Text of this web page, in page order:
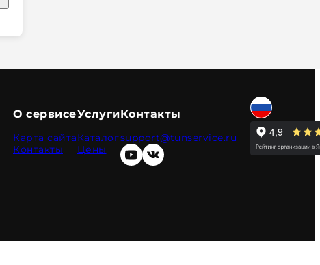
О сервисе
Карта сайта
Контакты
Услуги
Каталог
Цены
Контакты
support@tunservice.ru